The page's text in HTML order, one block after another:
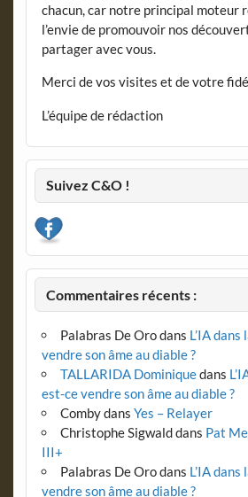
chacun, car notre principal moteur
l’envie de promouvoir nos
partager avec vous.
Merci de vos visites et de votre
L’équipe de rédaction
Suivez C&O !
Commentaires récents :
Palabras De Orodans L’IA
vendre son âme au diable ?
TALLARIDA Dominiquedans
est-ce vendre son âme au diable ?
Combydans Yes – Relayer
Christophe Sigwalddans Pat
III+
Palabras De Orodans L’IA
vendre son âme au diable ?